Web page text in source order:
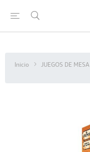
Inicio JUEGOS DE MESA